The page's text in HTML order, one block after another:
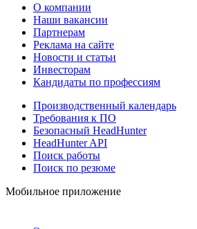
О компании
Наши вакансии
Партнерам
Реклама на сайте
Новости и статьи
Инвесторам
Кандидаты по профессиям
Производственный календарь
Требования к ПО
Безопасный HeadHunter
HeadHunter API
Поиск работы
Поиск по резюме
Мобильное приложение